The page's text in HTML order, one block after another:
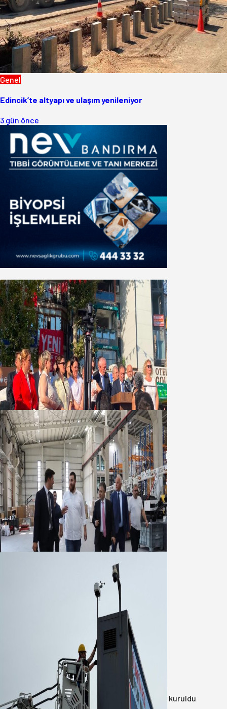
Genel
Edincik’te altyapı ve ulaşım yenileniyor
3 gün önce
Yeni Parti Bandırma Teşkilatı kuruldu
06 Ağustos 2026
Marmara OSB Müteşebbis Heyeti
Toplantısı gerçekleştirildi
05 Ağustos 2026
Büyükşehir Çevresel İzleme Ağını
Bandırma ile Güçlendirdi
05 Ağustos 2026
Anasayfa/Genel/ Yeni Parti Bandırma Teşkilatı kuruldu